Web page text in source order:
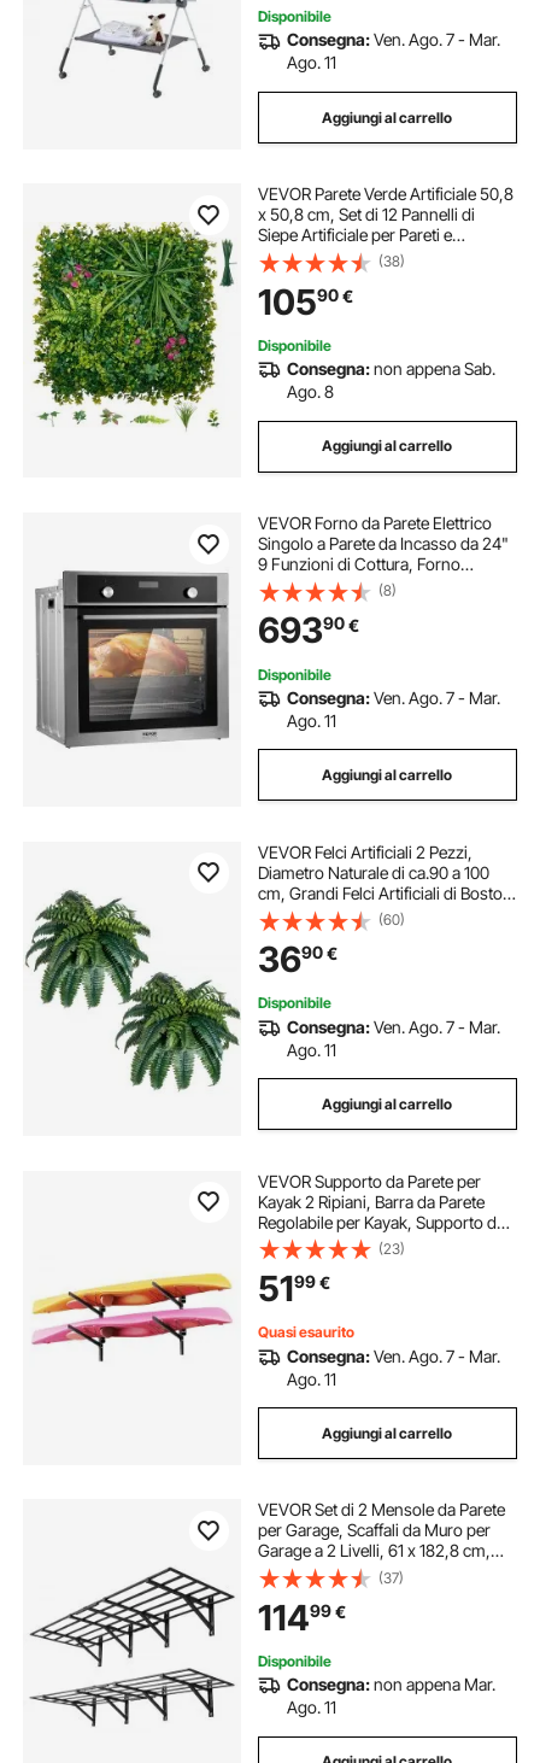
Disponibile
Consegna:Ven. Ago. 7 - Mar.
Ago. 11
Aggiungi al carrello
VEVOR Parete Verde Artificiale 50,8
x 50,8 cm, Set di 12 Pannelli di
Siepe Artificiale per Pareti e
Recinzioni, Con Piante Verdi
Realistiche, per Decorazione di
Balcone, Giardino, Cortile e Salotto
(38)
10590€
Disponibile
Consegna:non appena Sab.
Ago. 8
Aggiungi al carrello
VEVOR Forno da Parete Elettrico
Singolo a Parete da Incasso da 24"
9 Funzioni di Cottura, Forno
Elettrico a Parete Riscaldamento
max. 200°C, Forno Elettrico 3550
W Griglia e Teglia da Forno, Cucina
(8)
69390€
Disponibile
Consegna:Ven. Ago. 7 - Mar.
Ago. 11
Aggiungi al carrello
VEVOR Felci Artificiali 2 Pezzi,
Diametro Naturale di ca.90 a 100
cm, Grandi Felci Artificiali di Boston
Sospese, Decorazione da Parete
con 35 Rami, Felce Finta per Casa e
Ufficio, Vaso non Incluso
(60)
3690€
Disponibile
Consegna:Ven. Ago. 7 - Mar.
Ago. 11
Aggiungi al carrello
VEVOR Supporto da Parete per
Kayak 2 Ripiani, Barra da Parete
Regolabile per Kayak, Supporto da
Muro per Deposito Canoe Tavola da
Surf, SUP da Garage per Spiaggia
Mare, Carico max. 90,7 kg
(23)
5199€
Quasi esaurito
Consegna:Ven. Ago. 7 - Mar.
Ago. 11
Aggiungi al carrello
VEVOR Set di 2 Mensole da Parete
per Garage, Scaffali da Muro per
Garage a 2 Livelli, 61 x 182,8 cm,
Scaffali Metallico Sospesi, Portata
Totale di 725 kg, Soluzione
Salvaspazio per Officina e Casa
(37)
11499€
Disponibile
Consegna:non appena Mar.
Ago. 11